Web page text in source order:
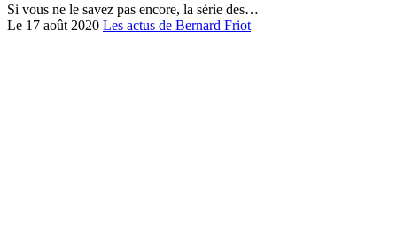
Si vous ne le savez pas encore, la série des…
Le 17 août 2020 Les actus de Bernard Friot